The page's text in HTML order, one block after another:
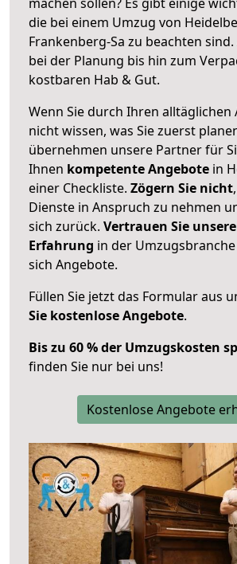
die bei einem Umzug von
Frankenberg-Sa zu beachten sind.
bei der Planung bis hin zum
kostbaren Hab & Gut.
Wenn Sie durch Ihren alltäglichen
nicht wissen, was Sie zuerst
übernehmen unsere Partner für
Ihnen kompetente Angebote in
einer Checkliste. Zögern Sie nicht
Dienste in Anspruch zu nehmen
sich zurück. Vertrauen Sie
Erfahrung in der
sich Angebote.
Füllen Sie jetzt das Formular aus
Sie kostenlose Angebote.
Bis zu 60 % der Umzugskosten
finden Sie nur bei uns!
Kostenlose Angebote